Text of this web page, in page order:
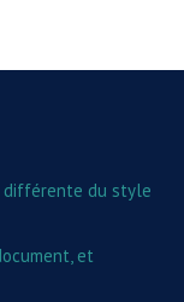
différente du style
et